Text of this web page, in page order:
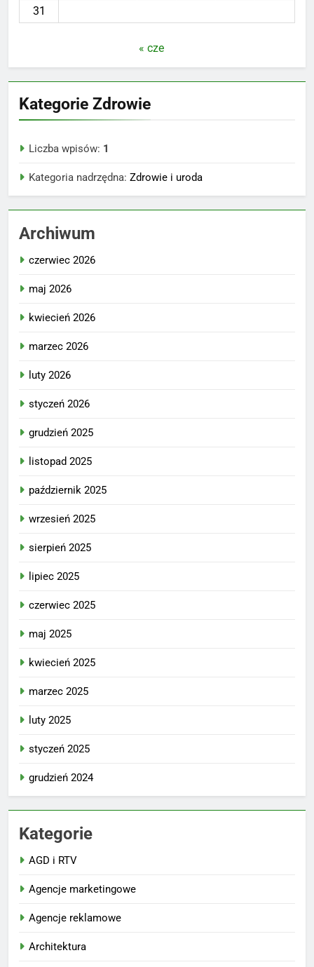
31
« cze
Kategorie Zdrowie
Liczba wpisów: 1
Kategoria nadrzędna: Zdrowie i uroda
Archiwum
czerwiec 2026
maj 2026
kwiecień 2026
marzec 2026
luty 2026
styczeń 2026
grudzień 2025
listopad 2025
październik 2025
wrzesień 2025
sierpień 2025
lipiec 2025
czerwiec 2025
maj 2025
kwiecień 2025
marzec 2025
luty 2025
styczeń 2025
grudzień 2024
Kategorie
AGD i RTV
Agencje marketingowe
Agencje reklamowe
Architektura